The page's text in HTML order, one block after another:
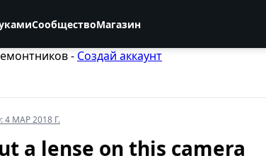
СообществоМагазин
- Создай аккаунт
4 МАР 2018 Г.
a lense on this camera